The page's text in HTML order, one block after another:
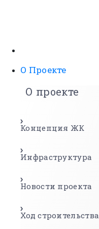
О Проекте
О проекте
Концепция ЖК
Инфраструктура
Новости проекта
Ход строительства